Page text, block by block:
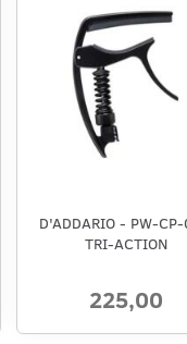
D'ADDARIO - PW-
TRI-ACTION
225,00